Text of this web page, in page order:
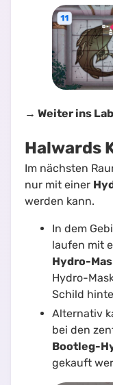
→ Weiter ins
Halwards
Im nächsten
nur mit einer
werden kann.
In dem
laufen mit
Hydro-
Hydro-
Schild
Alternativ
bei den
Bootleg-
gekauft